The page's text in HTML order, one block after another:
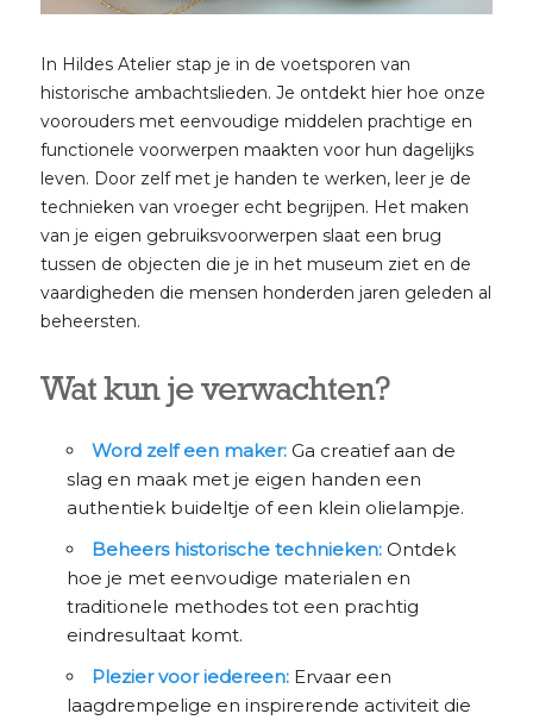
In Hildes Atelier stap je in de voetsporen van
historische ambachtslieden. Je ontdekt hier hoe onze
voorouders met eenvoudige middelen prachtige en
functionele voorwerpen maakten voor hun dagelijks
leven. Door zelf met je handen te werken, leer je de
technieken van vroeger echt begrijpen. Het maken
van je eigen gebruiksvoorwerpen slaat een brug
tussen de objecten die je in het museum ziet en de
vaardigheden die mensen honderden jaren geleden al
beheersten.
Wat kun je verwachten?
Word zelf een maker:Ga creatief aan de
slag en maak met je eigen handen een
authentiek buideltje of een klein olielampje.
Beheers historische technieken:Ontdek
hoe je met eenvoudige materialen en
traditionele methodes tot een prachtig
eindresultaat komt.
Plezier voor iedereen:Ervaar een
laagdrempelige en inspirerende activiteit die